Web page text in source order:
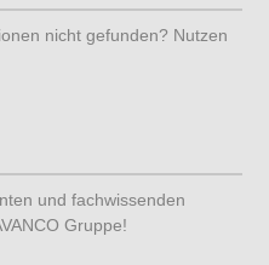
nicht gefunden? Nutzen
und fachwissenden
Gruppe!